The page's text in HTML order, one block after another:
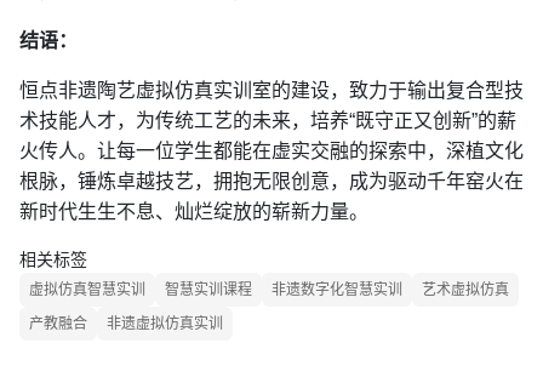
结语：
恒点非遗陶艺虚拟仿真实训室的建设，致力于输出复合型技
术技能人才，为传统工艺的未来，培养“既守正又创新”的薪
火传人。让每一位学生都能在虚实交融的探索中，深植文化
根脉，锤炼卓越技艺，拥抱无限创意，成为驱动千年窑火在
新时代生生不息、灿烂绽放的崭新力量。
相关标签
虚拟仿真智慧实训 智慧实训课程 非遗数字化智慧实训
艺术虚拟仿真
产教融合
非遗虚拟仿真实训